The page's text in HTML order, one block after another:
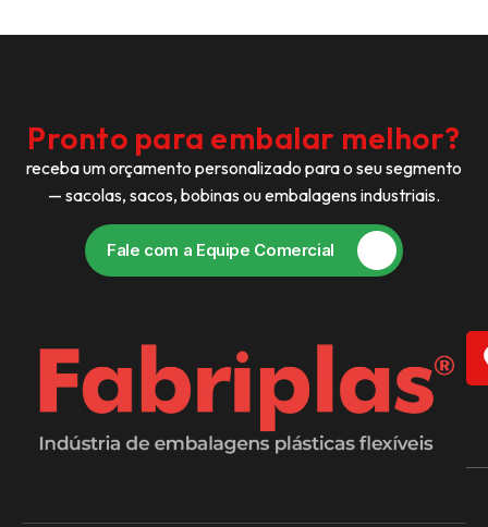
Pronto para embalar melhor?
receba um orçamento personalizado para o seu segmento
— sacolas, sacos, bobinas ou embalagens industriais.
Fale com a Equipe Comercial